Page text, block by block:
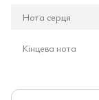
Нота серця
Кінцева нота